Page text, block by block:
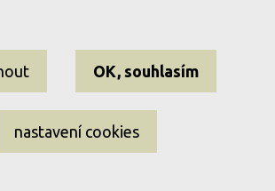
Nastavení cookies
o souborech cookies
OK, souhlasím
nastavení cookies